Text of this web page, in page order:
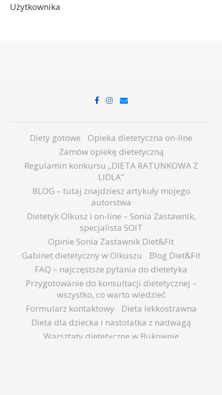
Użytkownika
Diety gotowe
Opieka dietetyczna on-line
Zamów opiekę dietetyczną
Regulamin konkursu „DIETA RATUNKOWA Z
LIDLA”
BLOG – tutaj znajdziesz artykuły mojego
autorstwa
Dietetyk Olkusz i on-line – Sonia Zastawnik,
specjalista SOIT
Opinie Sonia Zastawnik Diet&Fit
Gabinet dietetyczny w Olkuszu
Blog Diet&Fit
FAQ – najczęstsze pytania do dietetyka
Przygotowanie do konsultacji dietetycznej –
wszystko, co warto wiedzieć
Formularz kontaktowy
Dieta lekkostrawna
Dieta dla dziecka i nastolatka z nadwagą
Warsztaty dietetyczne w Bukownie